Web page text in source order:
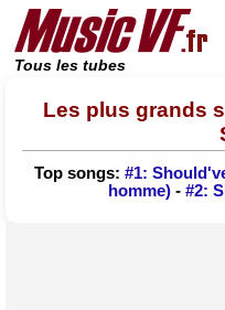
Tous les tubes
Les plus grands
Top songs: #1:
homme) - #2: